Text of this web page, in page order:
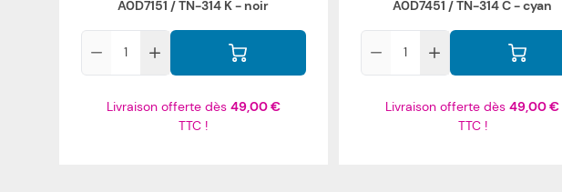
A0D7151 / TN-314 K - noir
Livraison offerte dès 49,00 €
TTC !
A0D7451 / TN-314 C - cyan
Livraison offerte dès49,00 €
TTC !